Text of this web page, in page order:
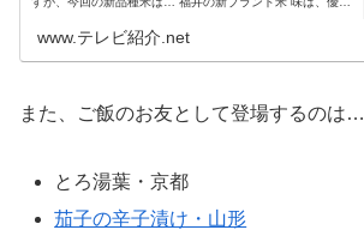
り感が自慢 白さとつや...
www.テレビ紹介.net
また、ご飯のお友として登場するのは…
とろ湯葉・京都
茄子の辛子漬け・山形